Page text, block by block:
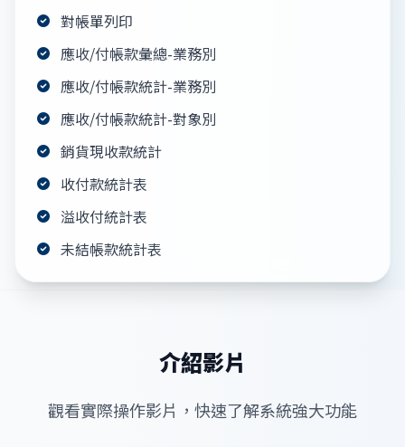
對帳單列印
應收/付帳款彙總-業務別
應收/付帳款統計-業務別
應收/付帳款統計-對象別
銷貨現收款統計
收付款統計表
溢收付統計表
未結帳款統計表
介紹影片
觀看實際操作影片，快速了解系統強大功能